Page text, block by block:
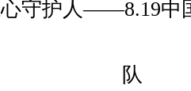
守护人——8.19中
队